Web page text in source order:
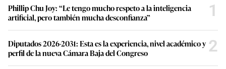
s
e
c
o
n
d
s
Phillip Chu Joy: “Le tengo mucho respeto a la inteligencia
artificial, pero también mucha desconfianza”
1
Diputados 2026-2031: Esta es la experiencia, nivel académico y
perfil de la nueva Cámara Baja del Congreso
2